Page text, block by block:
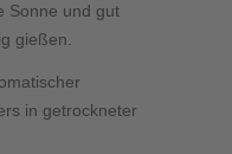
Sonne und gut
gießen.
in getrockneter